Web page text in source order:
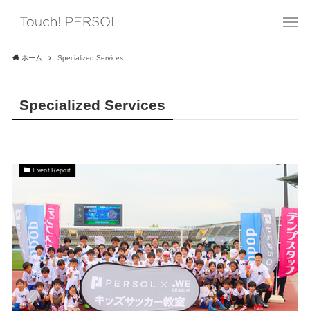
ホーム Specialized Services
Specialized Services
Event Report